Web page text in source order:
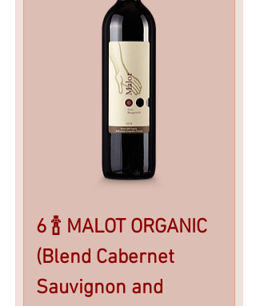
6 🍾 MALOT ORGANIC
(Blend Cabernet
Sauvignon and